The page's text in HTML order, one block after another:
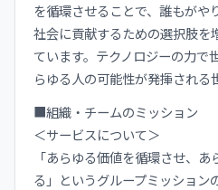
を循環させることで、誰もがや
社会に貢献するための選択肢を
ています。テクノロジーの力で
らゆる人の可能性が発揮される
■組織・チームのミッション
＜サービスについて＞
「あらゆる価値を循環させ、
る」というグループミッション